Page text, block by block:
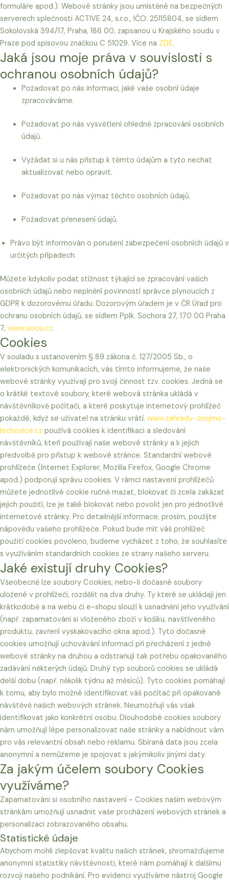
formuláře apod.). Webové stránky jsou umístěné na bezpečných
serverech splečnosti ACTIVE 24, s.r.o., IČO: 25115804, se sídlem
Sokolovská 394/17, Praha, 186 00, zapsanou u Krajského soudu v
Praze pod spisovou značkou C 51029. Více na ZDE.
Jaká jsou moje práva v souvislosti s
ochranou osobních údajů?
Požadovat po nás informaci, jaké vaše osobní údaje
zpracováváme.
Požadovat po nás vysvětlení ohledně zpracování osobních
údajů.
Vyžádat si u nás přístup k těmto údajům a tyto nechat
aktualizovat nebo opravit.
Požadovat po nás výmaz těchto osobních údajů.
Požadovat přenesení údajů.
Právo být informován o porušení zabezpečení osobních údajů v
určitých případech.
Můžete kdykoliv podat stížnost týkající se zpracování vašich
osobních údajů nebo neplnění povinností správce plynoucích z
GDPR k dozorovému úřadu. Dozorovým úřadem je v ČR Úřad pro
ochranu osobních údajů, se sídlem Pplk. Sochora 27, 170 00 Praha
7, www.uoou.cz.
Cookies
V souladu s ustanovením § 89 zákona č. 127/2005 Sb., o
elektronických komunikacích, vás tímto informujeme, že naše
webové stránky využívají pro svoji činnost tzv. cookies. Jedná se
o krátké textové soubory, které webová stránka ukládá v
návštěvníkově počítači, a které poskytuje internetový prohlížeč
pokaždé, když se uživatel na stránku vrátí. www.zahrady-znojmo-
lechovice.cz používá cookies k identifikaci a sledování
návštěvníků, kteří používají naše webové stránky a k jejich
předvolbě pro přístup k webové stránce. Standardní webové
prohlížeče (Internet Explorer, Mozilla Firefox, Google Chrome
apod.) podporují správu cookies. V rámci nastavení prohlížečů
můžete jednotlivé cookie ručně mazat, blokovat či zcela zakázat
jejich použití, lze je také blokovat nebo povolit jen pro jednotlivé
internetové stránky. Pro detailnější informace, prosím, použijte
nápovědu vašeho prohlížeče. Pokud bude mít váš prohlížeč
použití cookies povoleno, budeme vycházet z toho, že souhlasíte
s využíváním standardních cookies ze strany našeho serveru.
Jaké existují druhy Cookies?
Všeobecně lze soubory Cookies, nebo-li dočasné soubory
uložené v prohlížeči, rozdělit na dva druhy. Ty které se ukládají jen
krátkodobě a na webu či e-shopu slouží k usnadnění jeho využívání
(např. zapamatováni si vloženého zboží v košíku, navštíveného
produktu, zavření vyskakovacího okna apod.). Tyto dočasné
cookies umožňují uchovávání informací při přecházení z jedné
webové stránky na druhou a odstraňují tak potřebu opakovaného
zadávání některých údajů. Druhý typ souborů cookies se ukládá
delší dobu (např. několik týdnu až měsíců). Tyto cookies pomáhají
k tomu, aby bylo možné identifikovat váš počítač při opakované
návštěvě našich webových stránek. Neumožňují vás však
identifikovat jako konkrétní osobu. Dlouhodobé cookies soubory
nám umožňují lépe personalizovat naše stránky a nabídnout vám
pro vás relevantní obsah nebo reklamu. Sbíraná data jsou zcela
anonymní a nemůžeme je spojovat s jakýmikoliv jinými daty.
Za jakým účelem soubory Cookies
využíváme?
Zapamatováni si osobního nastavení - Cookies našim webovým
stránkám umožňují usnadnit vaše procházení webových stránek a
personalizaci zobrazovaného obsahu.
Statistické údaje
Abychom mohli zlepšovat kvalitu našich stránek, shromažďujeme
anonymní statistiky návštěvnosti, které nám pomáhají k dalšímu
rozvoji našeho podnikání. Pro evidenci využíváme nástroj Google